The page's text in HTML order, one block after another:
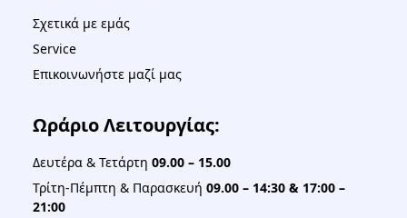
Σχετικά με εμάς
Service
Επικοινωνήστε μαζί μας
Ωράριο Λειτουργίας:
Δευτέρα & Τετάρτη 09.00 – 15.00
Τρίτη-Πέμπτη & Παρασκευή 09.00 – 14:30 & 17:00 –
21:00